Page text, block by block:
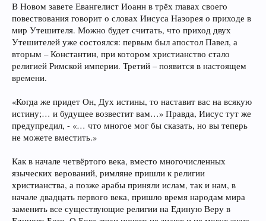
В Новом завете Евангелист Иоанн в трёх главах своего
повествования говорит о словах Иисуса Назорея о приходе в
мир Утешителя. Можно будет считать, что приход двух
Утешителей уже состоялся: первым был апостол Павел, а
вторым – Константин, при котором христианство стало
религией Римской империи. Третий – появится в настоящем
времени.
«Когда же придет Он, Дух истины, то наставит вас на всякую
истину;… и будущее возвестит вам…» Правда, Иисус тут же
предупредил, - «… что многое мог бы сказать, но вы теперь
не можете вместить.»
Как в начале четвёртого века, вместо многочисленных
языческих верований, римляне пришли к религии
христианства, а позже арабы приняли ислам, так и нам, в
начале двадцать первого века, пришло время народам мира
заменить все существующие религии на Единую Веру в